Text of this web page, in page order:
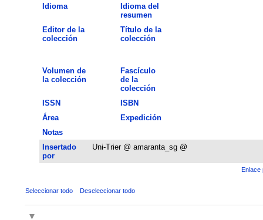
Idioma
Idioma del
resumen
Editor de la
colección
Título de la
colección
Volumen de
la colección
Fascículo
de la
colección
ISSN
ISBN
Área
Expedición
Notas
Insertado
por
Uni-Trier @ amaranta_sg @
Enlace
Seleccionar todo Deseleccionar todo